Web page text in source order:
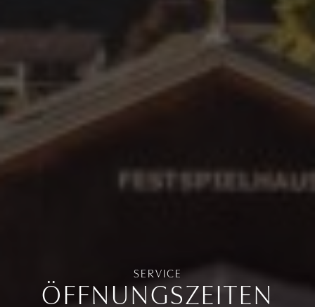
SERVICE
ÖFFNUNGSZEITEN